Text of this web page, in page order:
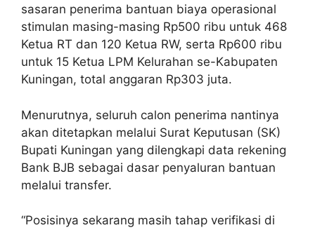
sasaran penerima bantuan biaya operasional
stimulan masing-masing Rp500 ribu untuk 468
Ketua RT dan 120 Ketua RW, serta Rp600 ribu
untuk 15 Ketua LPM Kelurahan se-Kabupaten
Kuningan, total anggaran Rp303 juta.
Menurutnya, seluruh calon penerima nantinya
akan ditetapkan melalui Surat Keputusan (SK)
Bupati Kuningan yang dilengkapi data rekening
Bank BJB sebagai dasar penyaluran bantuan
melalui transfer.
“Posisinya sekarang masih tahap verifikasi di